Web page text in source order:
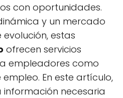
con oportunidades.
y un mercado
estas
ofrecen servicios
empleadores como
En este artículo,
necesaria